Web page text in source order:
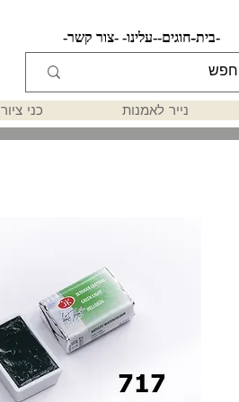
-צור קשר- -עלינו- -חוגים- -בית-
נייר לאמנות כני ציור